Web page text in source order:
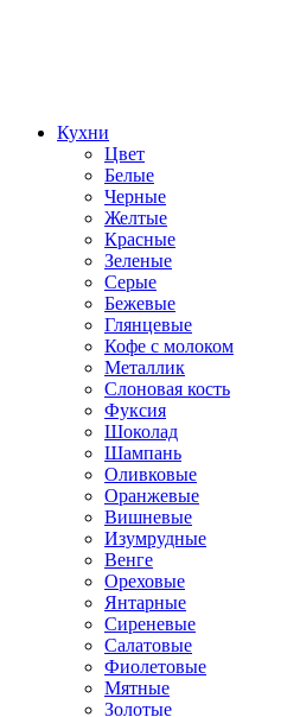
Кухни
Цвет
Белые
Черные
Желтые
Красные
Зеленые
Серые
Бежевые
Глянцевые
Кофе с молоком
Металлик
Слоновая кость
Фуксия
Шоколад
Шампань
Оливковые
Оранжевые
Вишневые
Изумрудные
Венге
Ореховые
Янтарные
Сиреневые
Салатовые
Фиолетовые
Мятные
Золотые